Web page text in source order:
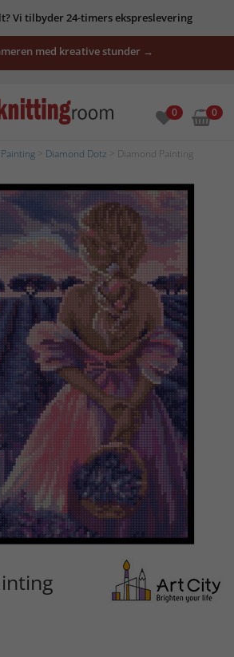
Vi tilbyder 24-timers ekspreslevering
med kreative stunder →
0 0
Diamond Dotz > Diamond Painting